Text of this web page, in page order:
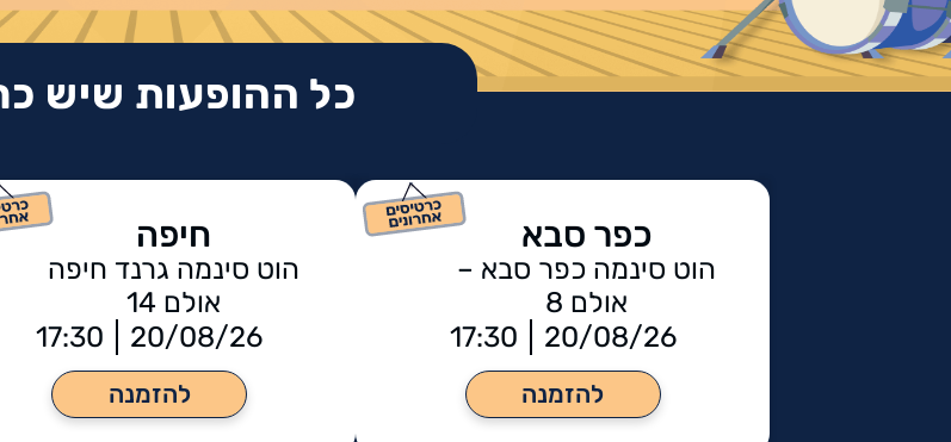
כל ההופעות שיש
כפר סבא
הוט סינמה כפר סבא –
אולם 8
20/08/26
17:30
להזמנה
חיפה
הוט סינמה גרנד חיפה
אולם 14
20/08/26
17:30
להזמנה